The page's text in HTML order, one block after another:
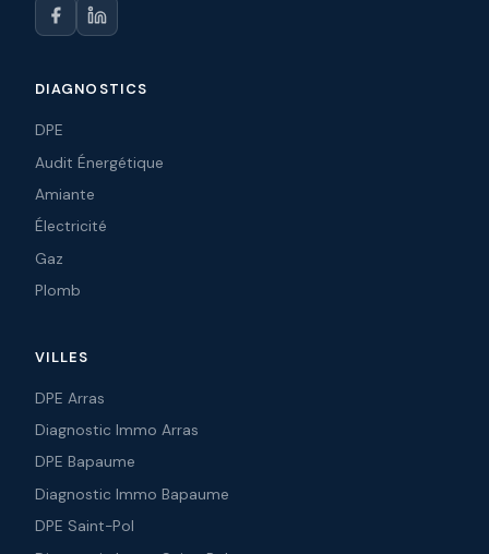
DIAGNOSTICS
DPE
Audit Énergétique
Amiante
Électricité
Gaz
Plomb
VILLES
DPE Arras
Diagnostic Immo Arras
DPE Bapaume
Diagnostic Immo Bapaume
DPE Saint-Pol